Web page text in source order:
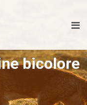
bicolore